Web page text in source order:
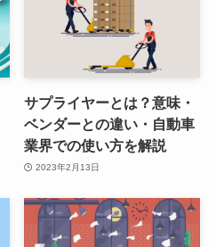
サプライヤーとは？意味・
ベンダーとの違い・自動車
業界での使い方を解説
2023年2月13日